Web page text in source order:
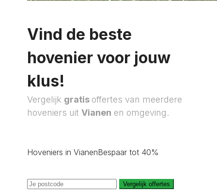
Vind de beste
hovenier voor jouw
klus!
Vergelijk gratis offertes van meerdere
hoveniers uit Vianen en omgeving.
Hoveniers in VianenBespaar tot 40%
Vergelijk offertes